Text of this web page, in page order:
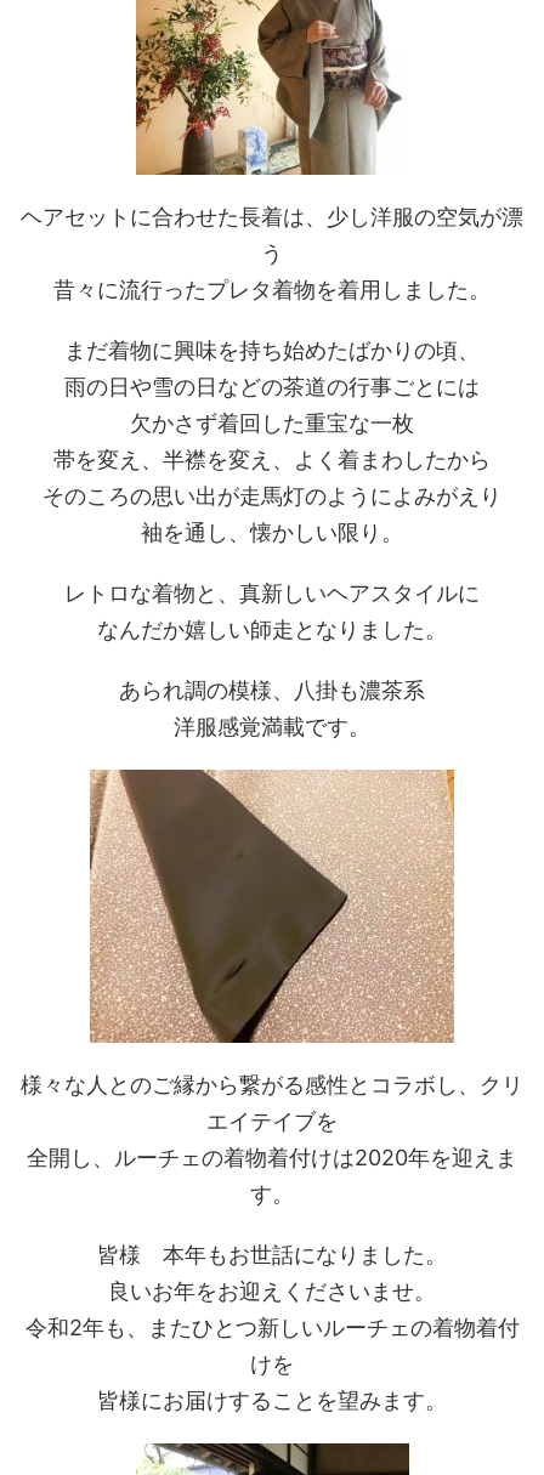
ヘアセットに合わせた長着は、少し洋服の空気が漂
う
昔々に流行ったプレタ着物を着用しました。
まだ着物に興味を持ち始めたばかりの頃、
雨の日や雪の日などの茶道の行事ごとには
欠かさず着回した重宝な一枚
帯を変え、半襟を変え、よく着まわしたから
そのころの思い出が走馬灯のようによみがえり
袖を通し、懐かしい限り。
レトロな着物と、真新しいヘアスタイルに
なんだか嬉しい師走となりました。
あられ調の模様、八掛も濃茶系
洋服感覚満載です。
様々な人とのご縁から繋がる感性とコラボし、クリ
エイテイブを
全開し、ルーチェの着物着付けは2020年を迎えま
す。
皆様 本年もお世話になりました。
良いお年をお迎えくださいませ。
令和2年も、またひとつ新しいルーチェの着物着付
けを
皆様にお届けすることを望みます。